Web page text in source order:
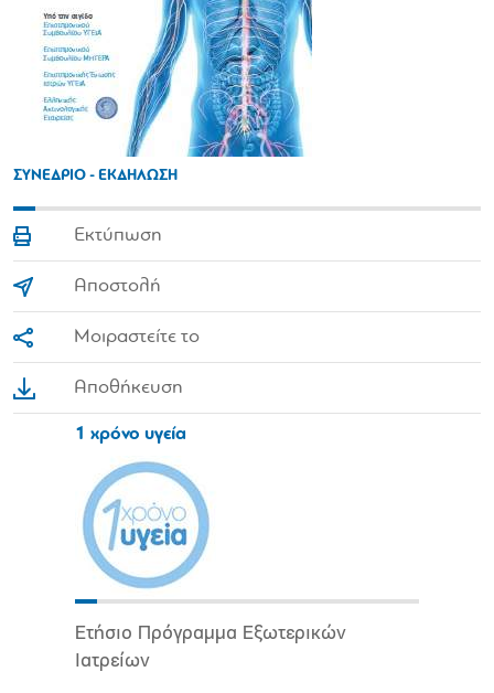
ΣΥΝΕΔΡΙΟ - ΕΚΔΗΛΩΣΗ
Εκτύπωση
Αποστολή
Μοιραστείτε το
Αποθήκευση
1 χρόνο υγεία
Ετήσιο Πρόγραμμα Εξωτερικών
Ιατρείων